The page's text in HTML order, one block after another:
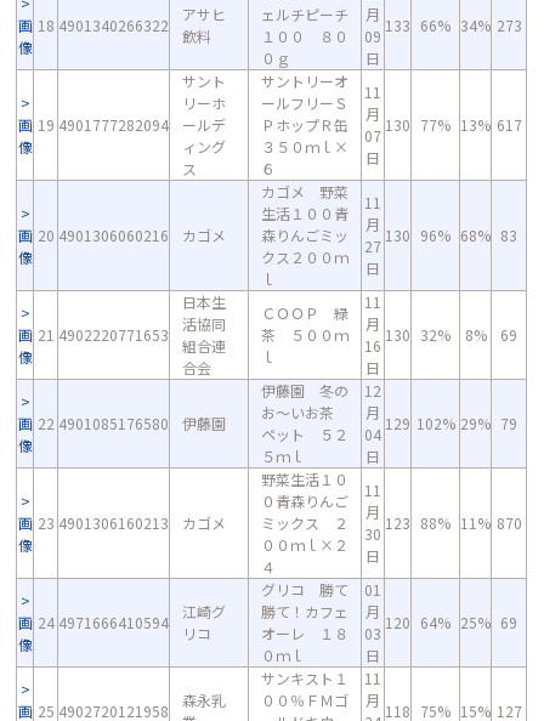
画
像
18 4901340266322
アサヒ
飲料
ェルチピーチ
１００ ８０
０ｇ
月
09
日
133 66% 34% 273
画
像
19 4901777282094
サント
リーホ
ールデ
ィング
ス
サントリーオ
ールフリーＳ
ＰホップＲ缶
３５０ｍｌ×
６
11
月
07
日
130 77% 13% 617
画
像
20 4901306060216 カゴメ
カゴメ 野菜
生活１００青
森りんごミッ
クス２００ｍ
ｌ
11
月
27
日
130 96% 68% 83
画
像
21 4902220771653
日本生
活協同
組合連
合会
ＣＯＯＰ 緑
茶 ５００ｍ
ｌ
11
月
16
日
130 32% 8% 69
画
像
22 4901085176580 伊藤園
伊藤園 冬の
お～いお茶
ペット ５２
５ｍｌ
12
月
04
日
129 102% 29% 79
画
像
23 4901306160213 カゴメ
野菜生活１０
０青森りんご
ミックス ２
００ｍｌ×２
４
11
月
30
日
123 88% 11% 870
画
像
24 4971666410594
江崎グ
リコ
グリコ 勝て
勝て！カフェ
オーレ １８
０ｍｌ
01
月
03
日
120 64% 25% 69
画 25 4902720121958
森永乳
サンキスト１
００％ＦＭゴ
11
月
118 75% 15% 127